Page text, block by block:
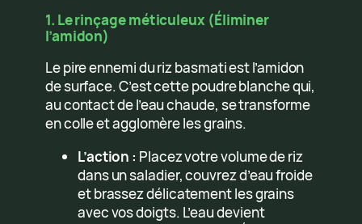
1. Le rinçage méticuleux (Éliminer
l’amidon)
Le pire ennemi du riz basmati est l’amidon
de surface. C’est cette poudre blanche qui,
au contact de l’eau chaude, se transforme
en colle et agglomère les grains.
L’action : Placez votre volume de riz
dans un saladier, couvrez d’eau froide
et brassez délicatement les grains
avec vos doigts. L’eau devient